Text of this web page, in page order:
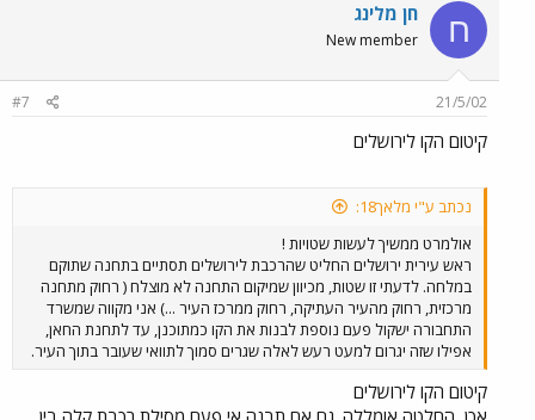
ח חן מלינג
New member
21/5/02
#7
קיטום הקו לירושלים
נכתב ע"י מלאך18:
אולמרט ממשיך לעשות שטויות !
ראש עירית ירושלים החליט שהרכבת לירושלים תסתיים בתחנה שתוקם
במלחה. לדעתי זו שטות, מכיוון שמיקום התחנה לא מוצלח ( רחוק מתחנה
מרכזית, רחוק מהעיר העתיקה, רחוק ממרכז העיר ...) אני מקווה שמשרד
התחבורה ישקול פעם נוספת לבנות את הקו כמתוכנן, עד לתחנת החאן,
אפילו שזה יגרום למעט רעש לאלה שגרים סמוך לתוואי שעובר בתוך העיר.
קיטום הקו לירושלים